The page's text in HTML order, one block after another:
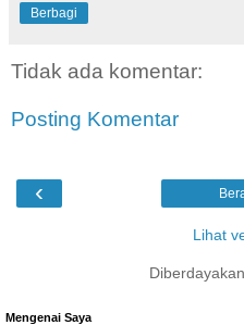
Berbagi
Tidak ada komentar:
Posting Komentar
‹
Lihat
Mengenai Saya